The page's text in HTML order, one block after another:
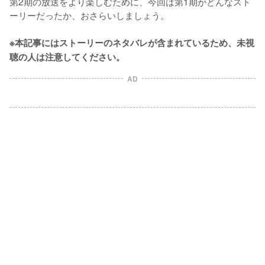
ーリーだったか、おさらいしましょう。
※本記事にはストーリーのネタバレが含まれているため、未視
聴の人は注意してください。
AD